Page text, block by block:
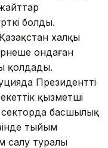
болды.
халқы
ондаған
қолдады.
Президенттің
қызметші
секторда басшылық
тыйым
салу туралы